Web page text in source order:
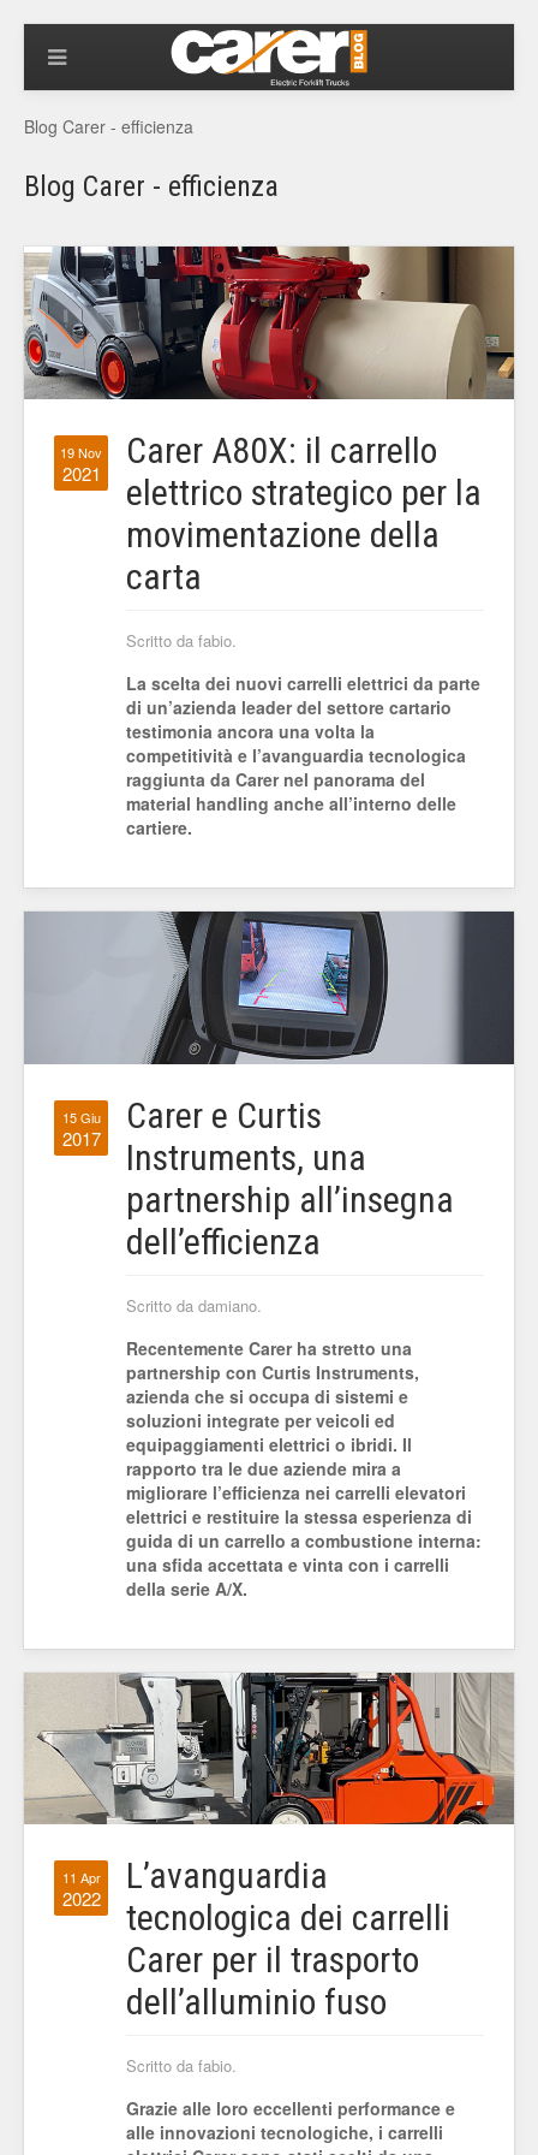
Blog Carer - efficienza
Blog Carer - efficienza
19 Nov
2021
Carer A80X: il carrello
elettrico strategico per la
movimentazione della
carta
Scritto da fabio.
La scelta dei nuovi carrelli elettrici da parte
di un’azienda leader del settore cartario
testimonia ancora una volta la
competitività e l’avanguardia tecnologica
raggiunta da Carer nel panorama del
material handling anche all’interno delle
cartiere.
15 Giu
2017
Carer e Curtis
Instruments, una
partnership all’insegna
dell’efficienza
Scritto da damiano.
Recentemente Carer ha stretto una
partnership con Curtis Instruments,
azienda che si occupa di sistemi e
soluzioni integrate per veicoli ed
equipaggiamenti elettrici o ibridi. Il
rapporto tra le due aziende mira a
migliorare l’efficienza nei carrelli elevatori
elettrici e restituire la stessa esperienza di
guida di un carrello a combustione interna:
una sfida accettata e vinta con i carrelli
della serie A/X.
11 Apr
2022
L’avanguardia
tecnologica dei carrelli
Carer per il trasporto
dell’alluminio fuso
Scritto da fabio.
Grazie alle loro eccellenti performance e
alle innovazioni tecnologiche, i carrelli